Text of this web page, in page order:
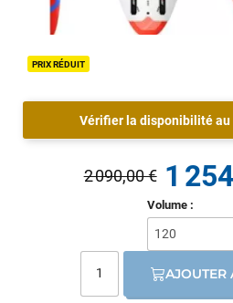
PRIX RÉDUIT
Vérifier la disponibilité au
Volume :
2 090,00 € 1
AJOUTER